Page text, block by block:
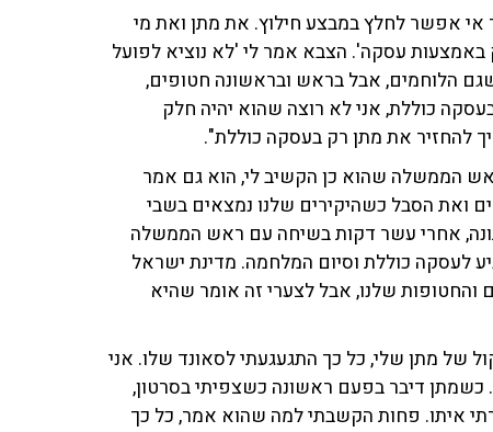
אי אפשר לחלץ במבצע חילוץ. את מתן ואת מי
באמצעות עסקה'. הצבא אמר לי 'לא נוציא לפועל
שגם הלוחמים, אבל בראש ובראשונה חטופים,
כוללת, אני לא רוצה שהוא יהיה חלק
להחזיר את מתן רק בעסקה כוללת".
הממשלה שהוא כן הקשיב לי, הוא גם אמר
ואת הסבל כשהיקירים שלנו נמצאים בשבי
אחרי עשר דקות בשיחה עם ראש הממשלה
לעסקה כוללת וסיום המלחמה. מדינת ישראל
שלנו, אבל לצערי זה אומר שהיא
של מתן שלי, כל כך התגעגעתי לסאונד שלו. אני
דיבר בפעם ראשונה כשצפיתי בסרטון,
איתו. פחות הקשבתי למה שהוא אמר, כל כך